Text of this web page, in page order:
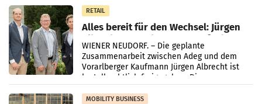
RETAIL
Alles bereit für den Wechsel: Jürgen
Albrecht setzt ab 1.1.2027 auf Adeg
WIENER NEUDORF. – Die geplante
Zusammenarbeit zwischen Adeg und dem
Vorarlberger Kaufmann Jürgen Albrecht ist
kartellrechtlich freigegeben: Die
Bundeswettbewerbsbehörde und der
Bundeskartellanwalt
MOBILITY BUSINESS